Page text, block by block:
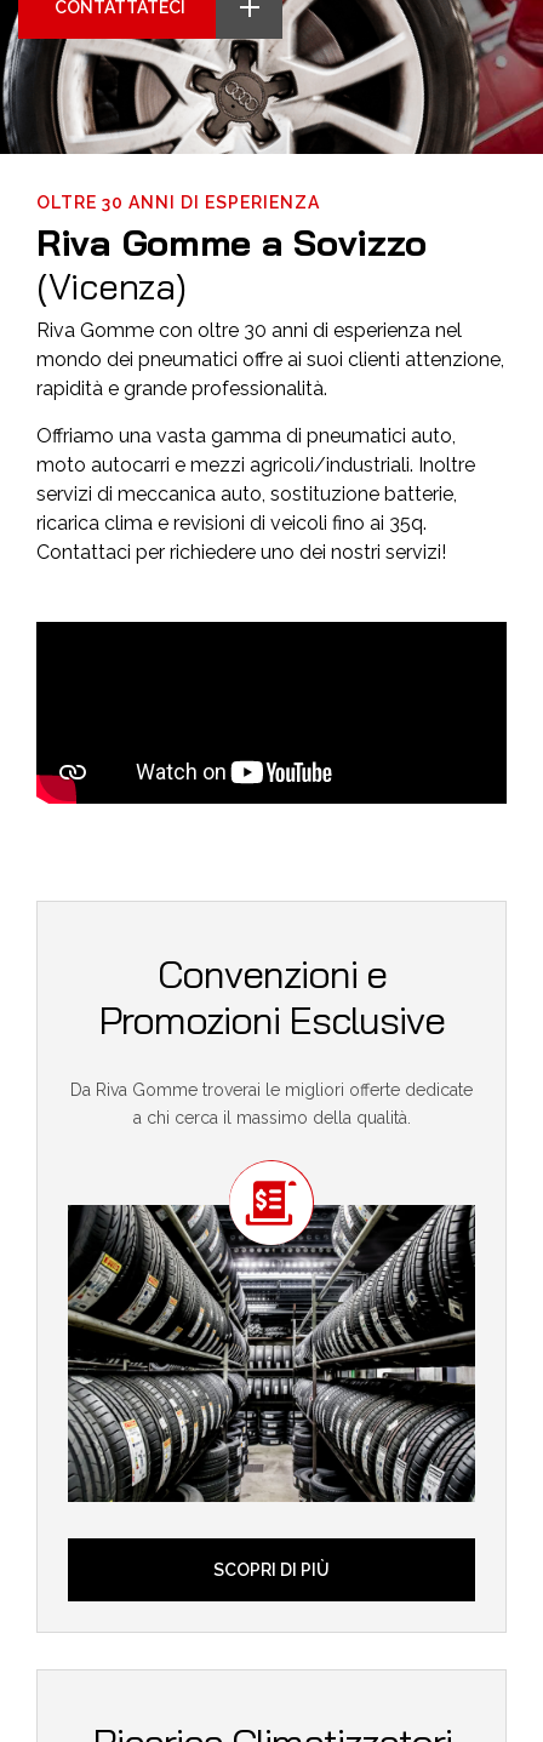
CONTATTATECI
CONTATTATECI
CONTATTATECI
OLTRE 30 ANNI DI ESPERIENZA
Riva Gomme a Sovizzo
(Vicenza)
Riva Gomme con oltre 30 anni di esperienza nel
mondo dei pneumatici offre ai suoi clienti attenzione,
rapidità e grande professionalità.
Offriamo una vasta gamma di pneumatici auto,
moto autocarri e mezzi agricoli/industriali. Inoltre
servizi di meccanica auto, sostituzione batterie,
ricarica clima e revisioni di veicoli fino ai 35q.
Contattaci per richiedere uno dei nostri servizi!
Convenzioni e
Promozioni Esclusive
Da Riva Gomme troverai le migliori offerte dedicate
a chi cerca il massimo della qualità.
SCOPRI DI PIÙ